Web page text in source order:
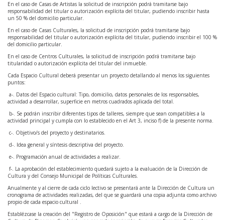
En el caso de Casas de Artistas la solicitud de inscripción podrá tramitarse bajo
responsabilidad del titular o autorización explícita del titular, pudiendo inscribir hasta
un 50 % del domicilio particular.
En el caso de Casas Culturales, la solicitud de inscripción podrá tramitarse bajo
responsabilidad del titular o autorización explícita del titular, pudiendo inscribir el 100 %
del domicilio particular.
En el caso de Centros Culturales, la solicitud de inscripción podrá tramitarse bajo
titularidad o autorización explícita del titular del inmueble.
Cada Espacio Cultural deberá presentar un proyecto detallando al menos los siguientes
puntos:
a-. Datos del Espacio cultural: Tipo, domicilio, datos personales de los responsables,
actividad a desarrollar, superficie en metros cuadrados aplicada del total.
b-. Se podrán inscribir diferentes tipos de talleres, siempre que sean compatibles a la
actividad principal y cumpla con lo establecido en el Art 3, inciso f) de la presente norma.
c-. Objetivo/s del proyecto y destinatarios.
d-. Idea general y síntesis descriptiva del proyecto.
e-. Programación anual de actividades a realizar.
f-. La aprobación del establecimiento quedará sujeto a la evaluación de la Dirección de
Cultura y del Consejo Municipal de Políticas Culturales.
Anualmente y al cierre de cada ciclo lectivo se presentará ante la Dirección de Cultura un
cronograma de actividades realizadas, del que se guardará una copia adjunta como archivo
propio de cada espacio cultural .
Establézcase la creación del "Registro de Oposición" que estará a cargo de la Dirección de